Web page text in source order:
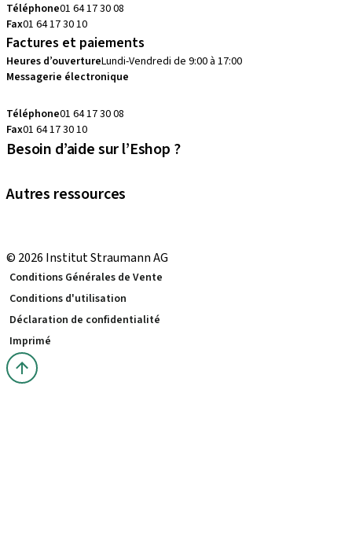
Téléphone01 64 17 30 08
Fax01 64 17 30 10
Factures et paiements
Heures d’ouvertureLundi-Vendredi de 9:00 à 17:00
Messagerie électronique
Téléphone01 64 17 30 08
Fax01 64 17 30 10
Besoin d’aide sur l’Eshop ?
Autres ressources
© 2026 Institut Straumann AG
Conditions Générales de Vente
Conditions d'utilisation
Déclaration de confidentialité
Imprimé